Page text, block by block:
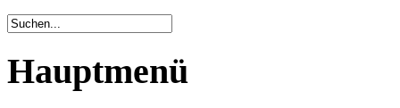
Hauptmenü